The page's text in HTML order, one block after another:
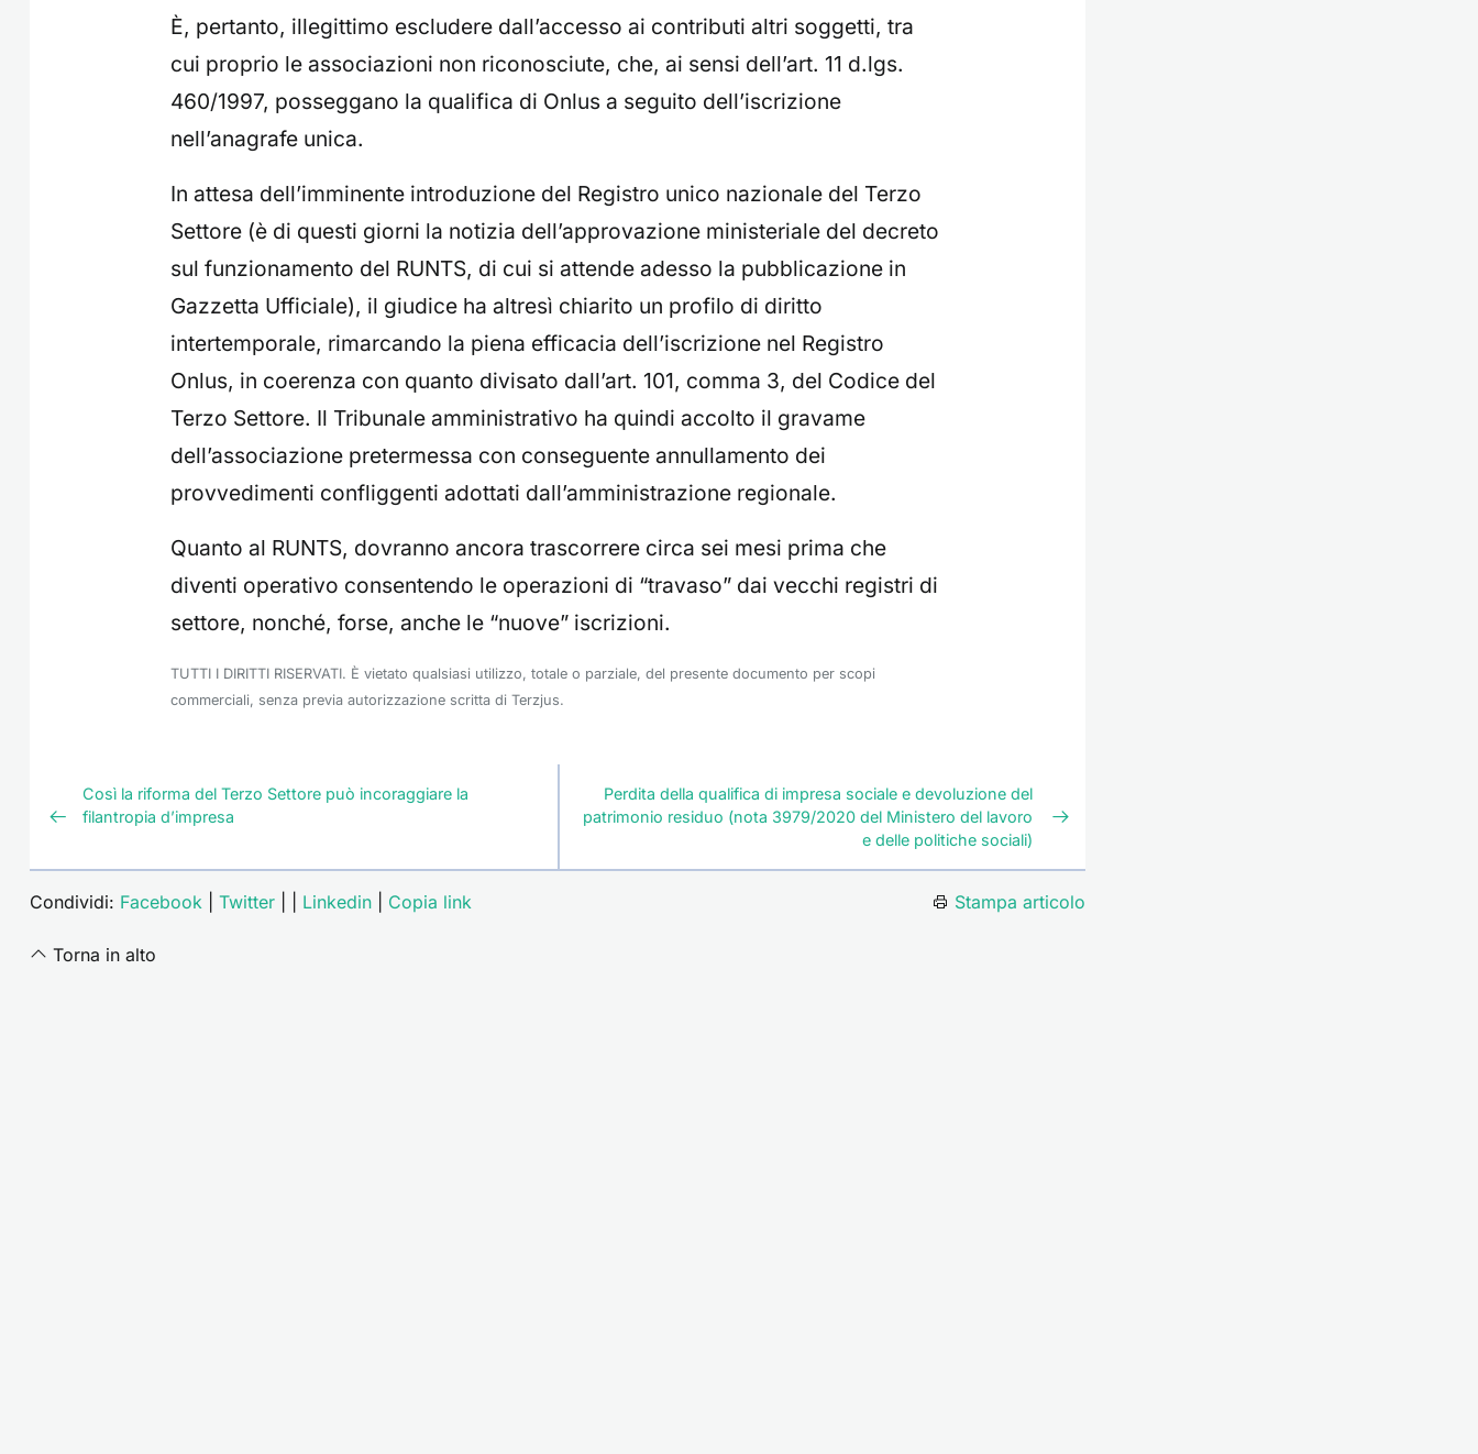
È, pertanto, illegittimo escludere dall’accesso ai contributi altri soggetti, tra
cui proprio le associazioni non riconosciute, che, ai sensi dell’art. 11 d.lgs.
460/1997, posseggano la qualifica di Onlus a seguito dell’iscrizione
nell’anagrafe unica.
In attesa dell’imminente introduzione del Registro unico nazionale del Terzo
Settore (è di questi giorni la notizia dell’approvazione ministeriale del decreto
sul funzionamento del RUNTS, di cui si attende adesso la pubblicazione in
Gazzetta Ufficiale), il giudice ha altresì chiarito un profilo di diritto
intertemporale, rimarcando la piena efficacia dell’iscrizione nel Registro
Onlus, in coerenza con quanto divisato dall’art. 101, comma 3, del Codice del
Terzo Settore. Il Tribunale amministrativo ha quindi accolto il gravame
dell’associazione pretermessa con conseguente annullamento dei
provvedimenti confliggenti adottati dall’amministrazione regionale.
Quanto al RUNTS, dovranno ancora trascorrere circa sei mesi prima che
diventi operativo consentendo le operazioni di “travaso” dai vecchi registri di
settore, nonché, forse, anche le “nuove” iscrizioni.
TUTTI I DIRITTI RISERVATI. È vietato qualsiasi utilizzo, totale o parziale, del presente documento per scopi
commerciali, senza previa autorizzazione scritta di Terzjus.
Così la riforma del Terzo Settore può incoraggiare la
filantropia d’impresa
Perdita della qualifica di impresa sociale e devoluzione del
patrimonio residuo (nota 3979/2020 del Ministero del lavoro
e delle politiche sociali)
Condividi: Facebook Twitter Linkedin Copia link Stampa articolo
Torna in alto